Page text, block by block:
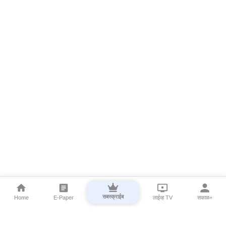
Home E-Paper सबस्क्राईब लाईव्ह TV सकाळ+